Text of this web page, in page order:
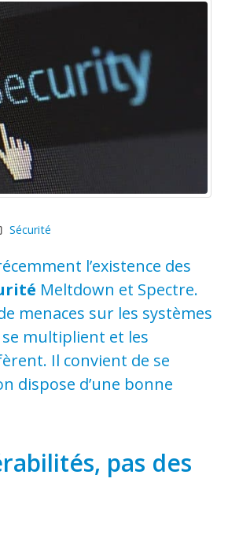
Sécurité
l’existence des
Meltdown et Spectre.
menaces sur les systèmes
multiplient et les
Il convient de se
dispose d’une bonne
pas des